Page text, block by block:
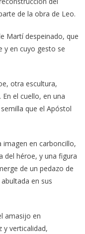
de la obra de Leo.
Martí despeinado, que
y en cuyo gesto se
otra escultura,
el cuello, en una
que el Apóstol
en carboncillo,
del héroe, y una figura
de un pedazo de
en sus
amasijo en
y verticalidad,